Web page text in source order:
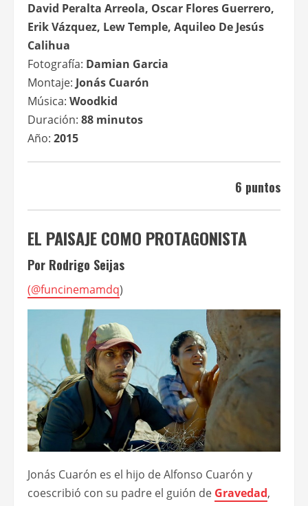
David Peralta Arreola, Oscar Flores Guerrero,
Erik Vázquez, Lew Temple, Aquileo De Jesús
Calihua
Fotografía: Damian Garcia
Montaje: Jonás Cuarón
Música: Woodkid
Duración: 88 minutos
Año: 2015
6 puntos
EL PAISAJE COMO PROTAGONISTA
Por Rodrigo Seijas
(@funcinemamdq)
Jonás Cuarón es el hijo de Alfonso Cuarón y
coescribió con su padre el guión de Gravedad,